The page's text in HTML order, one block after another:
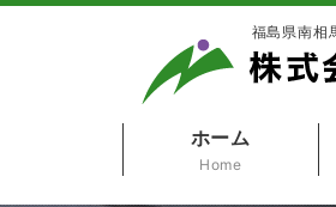
福島県南相
ホーム
Home